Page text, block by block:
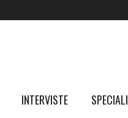
INTERVISTE SPECIALI